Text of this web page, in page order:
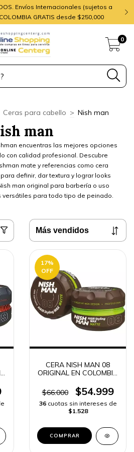
Envíos Internacionales (sujetos a
GRATIS desde $250,000
0
Ceras para cabello > Nish man
man
encuentras las mejores opciones
con calidad profesional. Descubre
mate y referencias como cera
definir, dar textura y lograr looks
man original para barbería o uso
versátiles para todo tipo de peinado.
17%
OFF
CERA NISH MAN 08
ORIGINAL EN COLOMBIA
PROFESIONAL | ENVÍO
RÁPIDO -
$66.000 $54.999
36 cuotas sin intereses de
$1.528